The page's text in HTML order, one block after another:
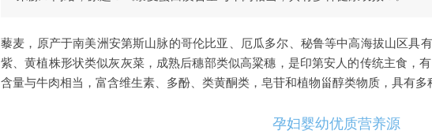
藜麦，原产于南美洲安第斯山脉的哥伦比亚、厄瓜多尔、秘鲁等中高海拔山区具
紫、黄植株形状类似灰灰菜，成熟后穗部类似高粱穗，是印第安人的传统主食，
含量与牛肉相当，富含维生素、多酚、类黄酮类，皂苷和植物甾醇类物质，具有多
孕妇婴幼优质营养源